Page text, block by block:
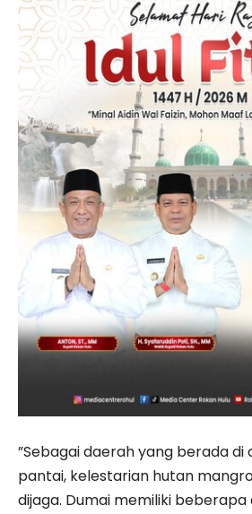
”Sebagai daerah yang berada di
pantai, kelestarian hutan
dijaga. Dumai memiliki